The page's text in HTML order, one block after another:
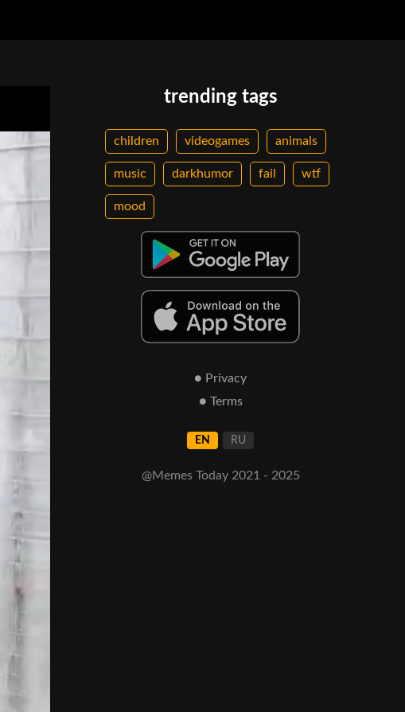
trending tags
children videogames animals
music darkhumor fail wtf
mood
● Privacy
● Terms
EN RU
@Memes Today 2021 - 2025